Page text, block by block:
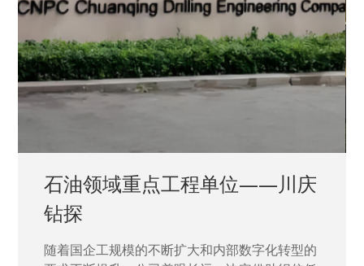
石油领域重点工程单位——川庆
钻探
随着国企工规模的不断扩大和内部数字化转型的